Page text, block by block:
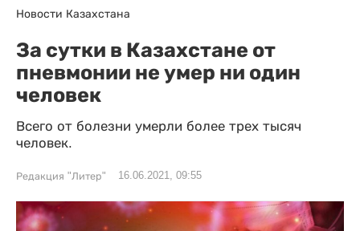
Новости Казахстана
За сутки в Казахстане от
пневмонии не умер ни один
человек
Всего от болезни умерли более трех тысяч
человек.
Редакция "Литер" 16.06.2021, 09:55